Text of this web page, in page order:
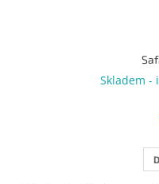
Skladem -